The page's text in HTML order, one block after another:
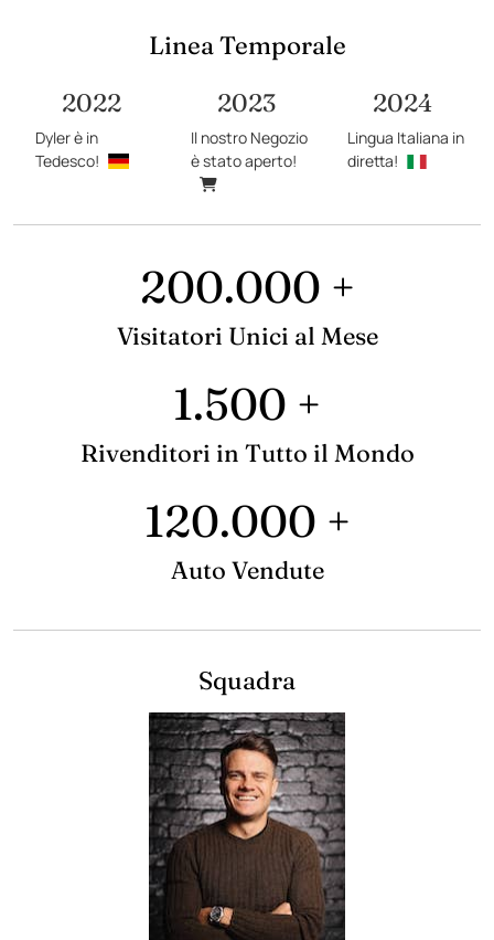
Linea Temporale
2022
Dyler è in
Tedesco!
2023
Il nostro Negozio
è stato aperto!
2024
Lingua Italiana in
diretta!
200.000 +
Visitatori Unici al Mese
1.500 +
Rivenditori in Tutto il Mondo
120.000 +
Auto Vendute
Squadra